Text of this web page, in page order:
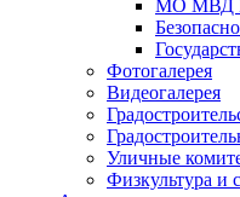
МО МВД
Фотогалерея
Видеогалерея
Уличные
Физкультура и